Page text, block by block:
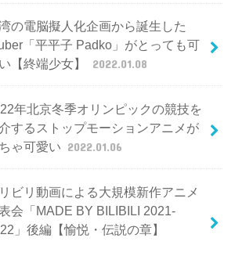
の電脳擬人化企画から誕生した
「平平子 Padko」がとっても可
【終端少女】
2022.01.08
年北京冬季オリンピックの競技を
するストップモーションアニメが
ゃ可愛い 2022.01.06
ビリ動画による大規模新作アニメ
会「MADE BY BILIBILI 2021-
」後編【愉悦・伝説の章】